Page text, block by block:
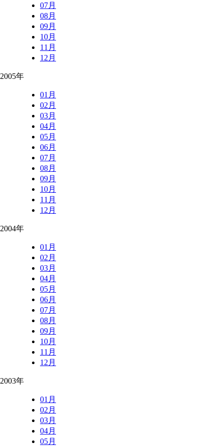
07月
08月
09月
10月
11月
12月
2005年
01月
02月
03月
04月
05月
06月
07月
08月
09月
10月
11月
12月
2004年
01月
02月
03月
04月
05月
06月
07月
08月
09月
10月
11月
12月
2003年
01月
02月
03月
04月
05月